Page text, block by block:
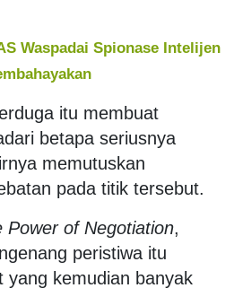
Waspadai Spionase Intelijen
itu membuat
betapa seriusnya
memutuskan
pada titik tersebut.
Power of Negotiation,
peristiwa itu
yang kemudian banyak